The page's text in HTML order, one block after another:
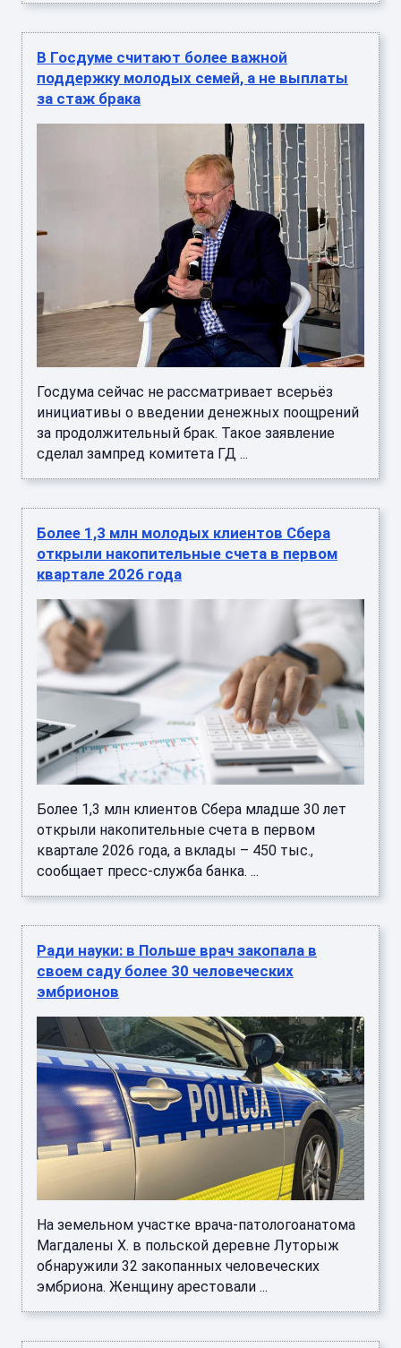
В Госдуме считают более важной
поддержку молодых семей, а не выплаты
за стаж брака
Госдума сейчас не рассматривает всерьёз
инициативы о введении денежных поощрений
за продолжительный брак. Такое заявление
сделал зампред комитета ГД ...
Более 1,3 млн молодых клиентов Сбера
открыли накопительные счета в первом
квартале 2026 года
Более 1,3 млн клиентов Сбера младше 30 лет
открыли накопительные счета в первом
квартале 2026 года, а вклады – 450 тыс.,
сообщает пресс-служба банка. ...
Ради науки: в Польше врач закопала в
своем саду более 30 человеческих
эмбрионов
На земельном участке врача-патологоанатома
Магдалены Х. в польской деревне Луторыж
обнаружили 32 закопанных человеческих
эмбриона. Женщину арестовали ...